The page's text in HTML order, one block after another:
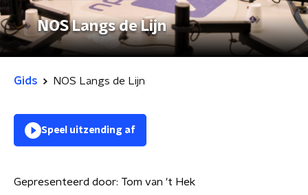
NOS Langs de Lijn
Gids NOS Langs de Lijn
Speel uitzending af
Gepresenteerd door: Tom van 't Hek